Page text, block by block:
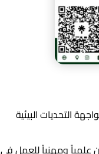
التحديات البيئية
علمياً ومهنياً للعمل في